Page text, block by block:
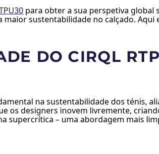
para obter a sua perspetiva global
sustentabilidade no calçado. Aqui
DO CIRQL
na sustentabilidade dos ténis,
os designers inovem livremente,
supercrítica – uma abordagem mais